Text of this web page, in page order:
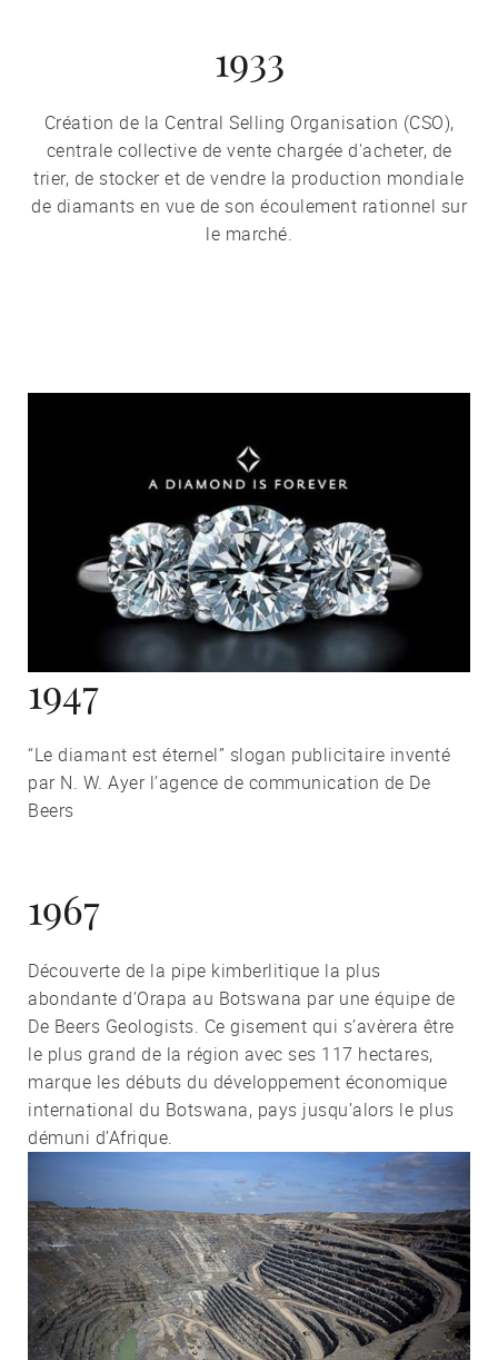
1933
Création de la Central Selling Organisation (CSO),
centrale collective de vente chargée d'acheter, de
trier, de stocker et de vendre la production mondiale
de diamants en vue de son écoulement rationnel sur
le marché.
1947
“Le diamant est éternel” slogan publicitaire inventé
par N. W. Ayer l’agence de communication de De
Beers
1967
Découverte de la pipe kimberlitique la plus
abondante d’Orapa au Botswana par une équipe de
De Beers Geologists. Ce gisement qui s’avèrera être
le plus grand de la région avec ses 117 hectares,
marque les débuts du développement économique
international du Botswana, pays jusqu’alors le plus
démuni d’Afrique.